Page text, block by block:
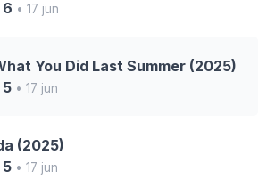
6 • 17 jun
You Did Last Summer (2025)
5 • 17 jun
(2025)
5 • 17 jun